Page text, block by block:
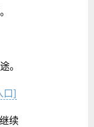
。
口]
续